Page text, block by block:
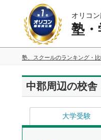
オリコ
塾・
塾、スクールのランキング・比
中郡周辺の校舎
大学受験